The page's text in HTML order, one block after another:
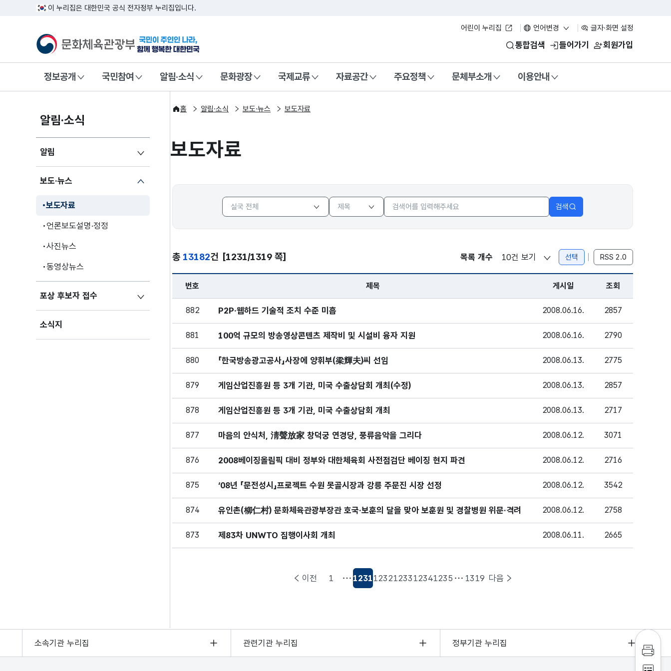
이 누리집은 대한민국 공식 전자정부 누리집입니다.
어린이 누리집 언어변경 글자·화면 설정
문화체육관광부국민이 주인인 나라, 함께 행복한 대한민국 통합검색 들어가기 회원가입
정보공개 국민참여 알림·소식 문화광장 국제교류 자료공간 주요정책 문체부소개 이용안내
알림·소식
알림
보도·뉴스
보도자료
언론보도설명·정정
사진뉴스
동영상뉴스
포상 후보자 접수
소식지
홈 알림·소식 보도·뉴스 보도자료
보도자료
검색
총 13182건 [1231/1319 쪽] 목록 개수 선택 RSS 2.0
보도자료 - 번호, 제목, 게시일, 조회
번호 제목 게시일 조회
882 P2P·웹하드 기술적 조치 수준 미흡 2008.06.16. 2857
881 100억 규모의 방송영상콘텐츠 제작비 및 시설비 융자 지원 2008.06.16. 2790
880 「한국방송광고공사」사장에 양휘부(梁輝夫)씨 선임 2008.06.13. 2775
879 게임산업진흥원 등 3개 기관, 미국 수출상담회 개최(수정) 2008.06.13. 2857
878 게임산업진흥원 등 3개 기관, 미국 수출상담회 개최 2008.06.13. 2717
877 마음의 안식처, 淸聲放家 창덕궁 연경당, 풍류음악을 그리다 2008.06.12. 3071
876 2008베이징올림픽 대비 정부와 대한체육회 사전점검단 베이징 현지 파견 2008.06.12. 2716
875 ‘08년 「문전성시」프로젝트 수원 못골시장과 강릉 주문진 시장 선정 2008.06.12. 3542
874 유인촌(柳仁村) 문화체육관광부장관 호국·보훈의 달을 맞아 보훈원 및 경찰병원 위문·격려 2008.06.12. 2758
873 제83차 UNWTO 집행이사회 개최 2008.06.11. 2665
이전 1
현재페이지
1231 12321233 12341235 1319 다음
인쇄
소속기관 누리집 관련기관 누리집 정부기관 누리집